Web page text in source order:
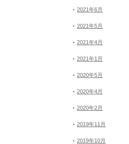
2021年6月
2021年5月
2021年4月
2021年1月
2020年5月
2020年4月
2020年2月
2019年11月
2019年10月